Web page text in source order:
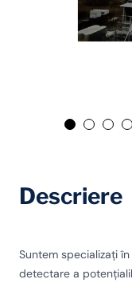
Descriere
Suntem specializați
detectare a